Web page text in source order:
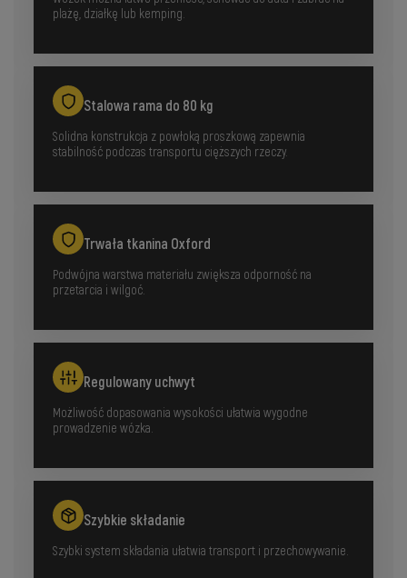
plażę, działkę lub kemping.
Stalowa rama do 80 kg
Solidna konstrukcja z powłoką proszkową zapewnia
stabilność podczas transportu cięższych rzeczy.
Trwała tkanina Oxford
Podwójna warstwa materiału zwiększa odporność na
przetarcia i wilgoć.
Regulowany uchwyt
Możliwość dopasowania wysokości ułatwia wygodne
prowadzenie wózka.
Szybkie składanie
Szybki system składania ułatwia transport i przechowywanie.